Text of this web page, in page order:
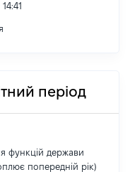
період
функцій держави
попередній рік)